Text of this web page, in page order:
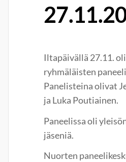
Iltapäivällä 27.11.
ryhmäläisten
Panelisteina olivat
ja Luka Poutiainen.
Paneelissa oli
jäseniä.
Nuorten